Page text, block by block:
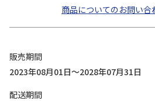
商品についてのお問い合
販売期間
2023年08月01日～2028年07月31日
配送期間